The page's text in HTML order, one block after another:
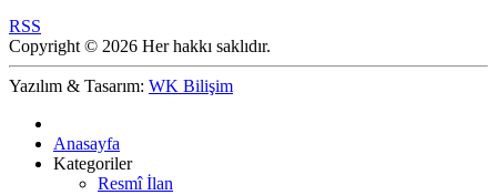
RSS
Copyright © 2026 Her hakkı saklıdır.
Yazılım & Tasarım: WK Bilişim
Anasayfa
Kategoriler
Resmî İlan